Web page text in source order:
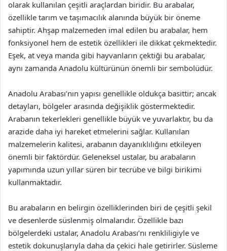
olarak kullanılan çeşitli araçlardan biridir. Bu arabalar,
özellikle tarım ve taşımacılık alanında büyük bir öneme
sahiptir. Ahşap malzemeden imal edilen bu arabalar, hem
fonksiyonel hem de estetik özellikleri ile dikkat çekmektedir.
Eşek, at veya manda gibi hayvanların çektiği bu arabalar,
aynı zamanda Anadolu kültürünün önemli bir sembolüdür.
Anadolu Arabası’nın yapısı genellikle oldukça basittir; ancak
detayları, bölgeler arasında değişiklik göstermektedir.
Arabanın tekerlekleri genellikle büyük ve yuvarlaktır, bu da
arazide daha iyi hareket etmelerini sağlar. Kullanılan
malzemelerin kalitesi, arabanın dayanıklılığını etkileyen
önemli bir faktördür. Geleneksel ustalar, bu arabaların
yapımında uzun yıllar süren bir tecrübe ve bilgi birikimi
kullanmaktadır.
Bu arabaların en belirgin özelliklerinden biri de çeşitli şekil
ve desenlerde süslenmiş olmalarıdır. Özellikle bazı
bölgelerdeki ustalar, Anadolu Arabası’nı renkliligiyle ve
estetik dokunuşlarıyla daha da çekici hale getirirler. Süsleme